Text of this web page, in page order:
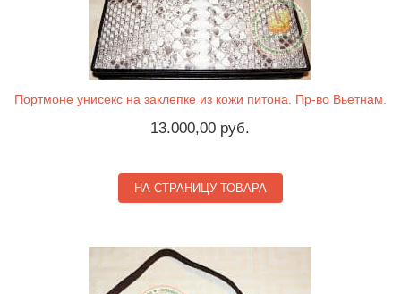
Портмоне унисекс на заклепке из кожи питона. Пр-во Вьетнам.
13.000,00 руб.
НА СТРАНИЦУ ТОВАРА